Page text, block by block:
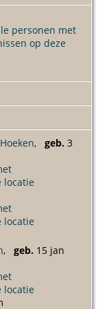
, geb. 3
, geb. 15 jan